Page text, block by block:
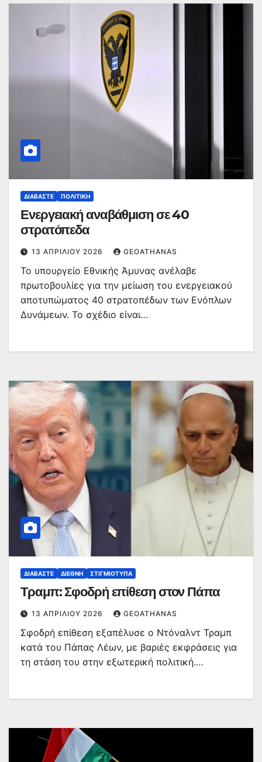
ΔΙΑΒΆΣΤΕ ΠΟΛΙΤΙΚΉ
Ενεργειακή αναβάθμιση σε 40
στρατόπεδα
13 ΑΠΡΙΛΊΟΥ 2026 GEOATHANAS
Το υπουργείο Εθνικής Άμυνας ανέλαβε
πρωτοβουλίες για την μείωση του ενεργειακού
αποτυπώματος 40 στρατοπέδων των Ενόπλων
Δυνάμεων. Το σχέδιο είναι…
ΔΙΑΒΆΣΤΕ ΔΙΕΘΝΉ ΣΤΙΓΜΙΌΤΥΠΑ
Τραμπ: Σφοδρή επίθεση στον Πάπα
13 ΑΠΡΙΛΊΟΥ 2026 GEOATHANAS
Σφοδρή επίθεση εξαπέλυσε ο Ντόναλντ Τραμπ
κατά του Πάπας Λέων, με βαριές εκφράσεις για
τη στάση του στην εξωτερική πολιτική.…